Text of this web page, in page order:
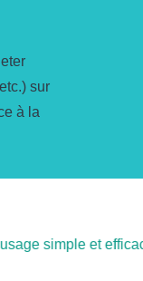
sur
à la
simple et